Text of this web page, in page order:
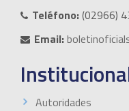
Teléfono:(02966)
Email:
Autoridades